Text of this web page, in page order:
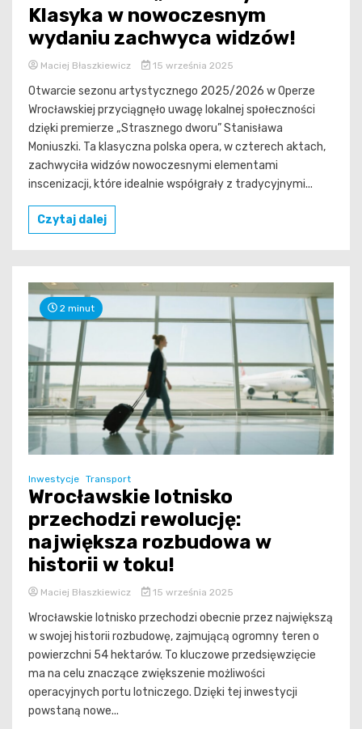
Klasyka w nowoczesnym
wydaniu zachwyca widzów!
Maciej Błaszkiewicz 15 września 2025
Otwarcie sezonu artystycznego 2025/2026 w Operze
Wrocławskiej przyciągnęło uwagę lokalnej społeczności
dzięki premierze „Strasznego dworu” Stanisława
Moniuszki. Ta klasyczna polska opera, w czterech aktach,
zachwyciła widzów nowoczesnymi elementami
inscenizacji, które idealnie współgrały z tradycyjnymi...
Czytaj dalej
2 minut
Inwestycje Transport
Wrocławskie lotnisko
przechodzi rewolucję:
największa rozbudowa w
historii w toku!
Maciej Błaszkiewicz 15 września 2025
Wrocławskie lotnisko przechodzi obecnie przez największą
w swojej historii rozbudowę, zajmującą ogromny teren o
powierzchni 54 hektarów. To kluczowe przedsięwzięcie
ma na celu znaczące zwiększenie możliwości
operacyjnych portu lotniczego. Dzięki tej inwestycji
powstaną nowe...